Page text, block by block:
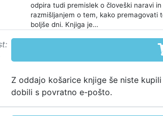
odpira tudi premislek o človeški naravi
razmišljanjem o tem, kako premagovati
boljše dni. Knjiga je…
Z oddajo košarice knjige še niste
dobili s povratno e-pošto.